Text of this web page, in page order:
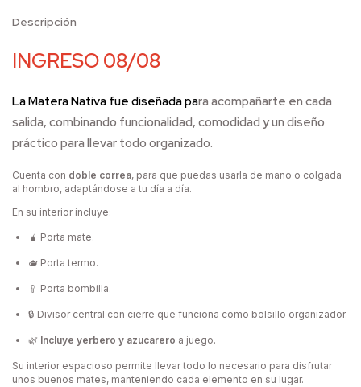
Descripción
INGRESO 08/08
LaMatera Nativa fue diseñada para acompañarte en cada
salida, combinando funcionalidad, comodidad y un diseño
práctico para llevar todo organizado.
Cuenta con doble correa, para que puedas usarla de mano o colgada
al hombro, adaptándose a tu día a día.
En su interior incluye:
🧉 Porta mate.
🫖 Porta termo.
🥄 Porta bombilla.
🔒 Divisor central con cierre que funciona como bolsillo organizador.
🌿 Incluye yerbero y azucarero a juego.
Su interior espacioso permite llevar todo lo necesario para disfrutar
unos buenos mates, manteniendo cada elemento en su lugar.